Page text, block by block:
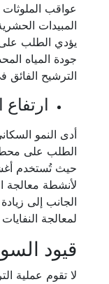
عواقب
المبيدات
يؤدي الطلب على
جودة المياه
الترشيح الفائق
أدى النمو
الطلب على
حيث تُستخدم
لأنشطة معالجة
الجانب إلى
لمعالجة النفايات
قيود
لا تقوم عملية